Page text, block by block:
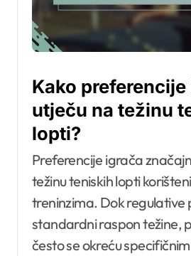
Kako
utječu na težinu
lopti?
Preferencije igrača
težinu teniskih lopti
treninzima. Dok regulative
standardni raspon težine,
često se okreću